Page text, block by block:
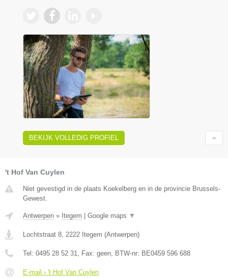
BEKIJK VOLLEDIG PROFIEL
't Hof Van Cuylen
Niet gevestigd in de plaats Koekelberg en in de provincie Brussels-
Gewest.
Antwerpen » Itegem Google maps ▼
Lochtstraat 8, 2222 Itegem (Antwerpen)
Tel: 0495 28 52 31, Fax: geen, BTW-nr: BE0459 596 688
E-mail › 't Hof Van Cuylen